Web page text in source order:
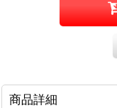
商品詳細